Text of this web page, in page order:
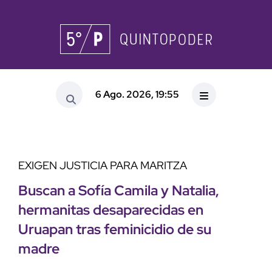
6 Ago. 2026, 19:55
EXIGEN JUSTICIA PARA MARITZA
Buscan a Sofía Camila y Natalia,
hermanitas desaparecidas en
Uruapan tras feminicidio de su
madre